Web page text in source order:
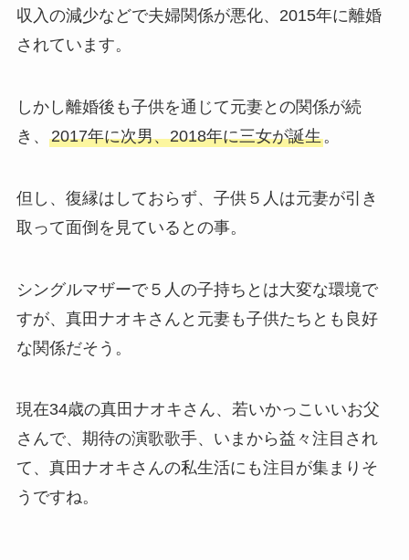
収入の減少などで夫婦関係が悪化、2015年に離婚
されています。
しかし離婚後も子供を通じて元妻との関係が続
き、 2017年に次男、2018年に三女が誕生。
但し、復縁はしておらず、子供５人は元妻が引き
取って面倒を見ているとの事。
シングルマザーで５人の子持ちとは大変な環境で
すが、真田ナオキさんと元妻も子供たちとも良好
な関係だそう。
現在34歳の真田ナオキさん、若いかっこいいお父
さんで、期待の演歌歌手、いまから益々注目され
て、真田ナオキさんの私生活にも注目が集まりそ
うですね。